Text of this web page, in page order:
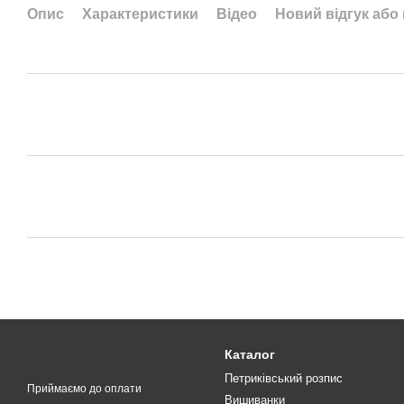
Опис Характеристики Відео Новий відгук
Приймаємо до оплати
Каталог
Петриківський розпис
Вишиванки